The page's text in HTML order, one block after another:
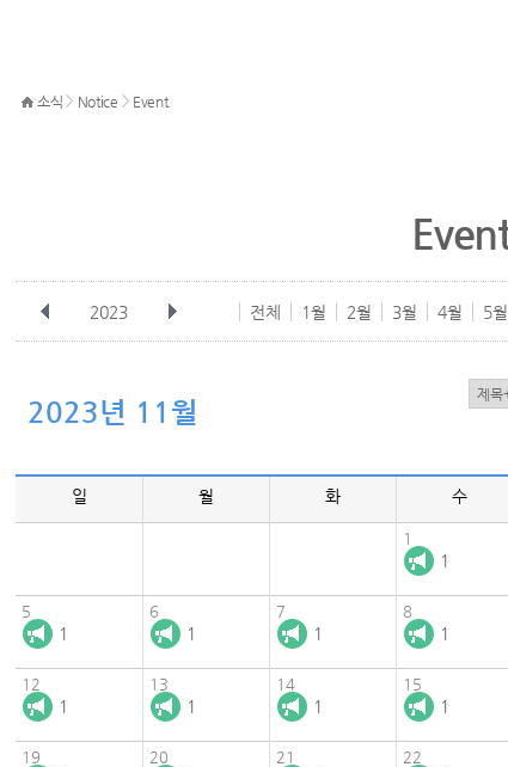
소식 > Notice > Event
2023 전체 1월 2월 3월 4월 5월
2023년 11월
일 월 화 수
1
1
5
1
6
1
7
1
8
1
12
1
13
1
14
1
15
1
19 20 21 22